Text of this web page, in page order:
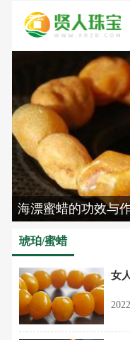
海漂蜜蜡的功效与
琥珀/蜜蜡
女